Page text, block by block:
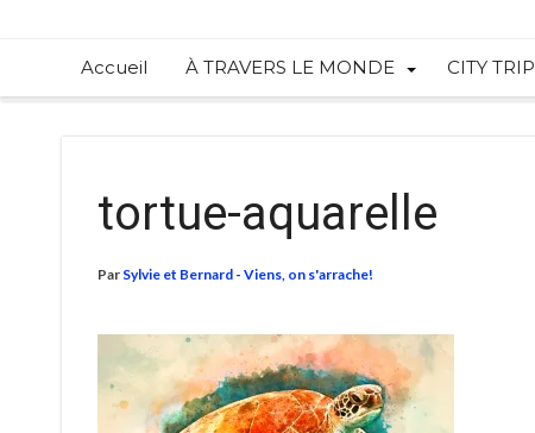
Accueil À TRAVERS LE MONDE CITY TRIP
tortue-aquarelle
Par Sylvie et Bernard - Viens, on s'arrache!